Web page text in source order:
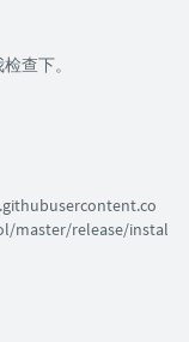
查下。
master/release/instal